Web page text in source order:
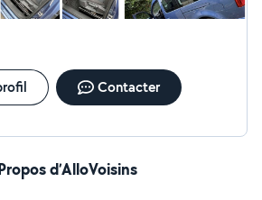
le compartiment moteur
de 10 à 20 selon
Contacter
d’AlloVoisins